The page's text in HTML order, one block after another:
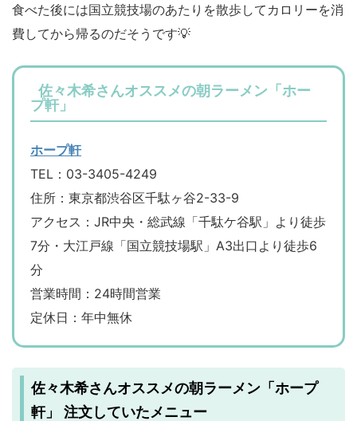
食べた後には国立競技場のあたりを散歩してカロリーを消
費してから帰るのだそうです💡
佐々木希さんオススメの朝ラーメン「ホー
プ軒」
ホープ軒
TEL：03-3405-4249
住所：東京都渋谷区千駄ヶ谷2-33-9
アクセス：JR中央・総武線「千駄ケ谷駅」より徒歩
7分・大江戸線「国立競技場駅」A3出口より徒歩6
分
営業時間：24時間営業
定休日：年中無休
佐々木希さんオススメの朝ラーメン「ホープ
軒」 注文していたメニュー